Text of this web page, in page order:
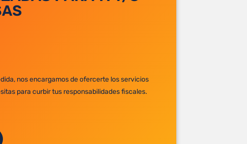
nos encargamos de ofercerte los servicios
para curbir tus responsabilidades fiscales.